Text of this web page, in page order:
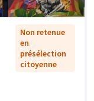
Non retenue
en
présélection
citoyenne